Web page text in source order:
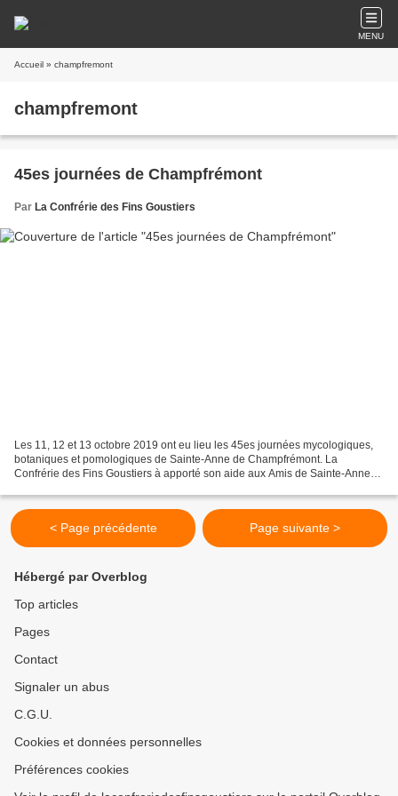
MENU
Accueil » champfremont
champfremont
45es journées de Champfrémont
Par La Confrérie des Fins Goustiers
Les 11, 12 et 13 octobre 2019 ont eu lieu les 45es journées mycologiques,
botaniques et pomologiques de Sainte-Anne de Champfrémont. La
Confrérie des Fins Goustiers à apporté son aide aux Amis de Sainte-Anne
< Page précédente Page suivante >
Hébergé par Overblog
Top articles
Pages
Contact
Signaler un abus
C.G.U.
Cookies et données personnelles
Préférences cookies